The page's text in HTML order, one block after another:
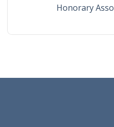
Honorary